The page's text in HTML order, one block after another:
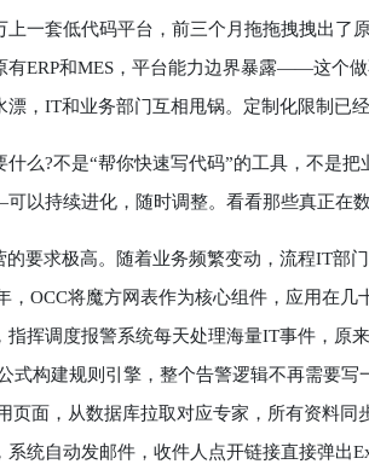
上一套低代码平台，前三个月拖拖拽拽出了
有ERP和MES，平台能力边界暴露——这个
漂，IT和业务部门互相甩锅。定制化限制已
?不是“帮你快速写代码”的工具，不是把
以持续进化，随时调整。看看那些真正在
求极高。随着业务频繁变动，流程IT部
，OCC将魔方网表作为核心组件，应用在
指挥调度报警系统每天处理海量IT事件，原
式构建规则引擎，整个告警逻辑不再需要
页面，从数据库拉取对应专家，所有资料
统自动发邮件，收件人点开链接直接弹出